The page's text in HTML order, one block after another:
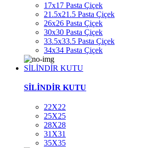
17x17 Pasta Çiçek
21.5x21.5 Pasta Çiçek
26x26 Pasta Çiçek
30x30 Pasta Çiçek
33.5x33.5 Pasta Çiçek
34x34 Pasta Çiçek
SİLİNDİR KUTU
SİLİNDİR KUTU
22X22
25X25
28X28
31X31
35X35